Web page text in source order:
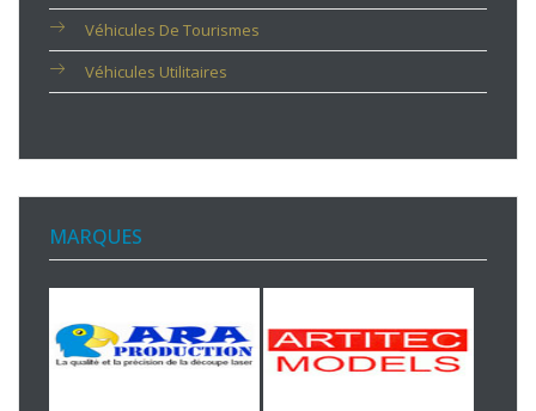
Véhicules De Tourismes
Véhicules Utilitaires
MARQUES